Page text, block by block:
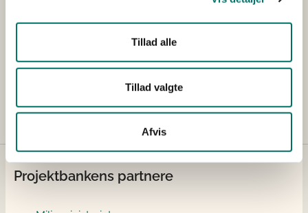
Tillad alle
Tillad valgte
Afvis
Projektets samlede
DKK 1.735.306,00
Bevillingsstørrelse tildelt DKK 862.653,00
Projektbankens partnere